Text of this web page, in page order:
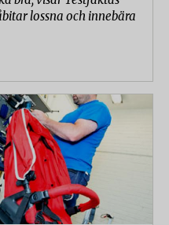
lossna och innebära